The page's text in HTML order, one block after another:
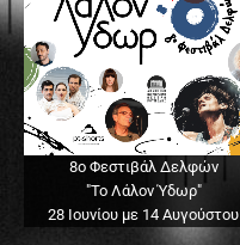
8ο Φεστιβάλ Δελφών
"Το Λάλον Ύδωρ"
28 Ιουνίου με 14 Αυγούστου